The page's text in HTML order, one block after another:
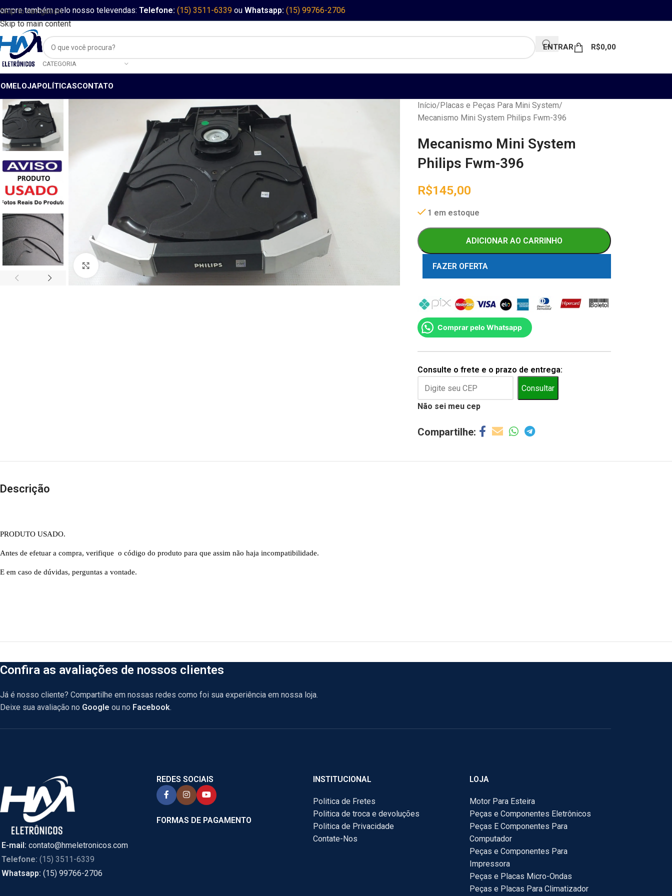
Skip to navigation
Skip to main content
também pelo nosso televendas: Telefone: (15) 3511-6339 ou Whatsapp: (15) 99766-2706
CATEGORIA
ENTRAR R$0,00
LOJAPOLÍTICASCONTATO
Abrir imagem
Início Placas e Peças Para Mini System
Mecanismo Mini System Philips Fwm-396
Mecanismo Mini System
Philips Fwm-396
R$145,00
1 em estoque
ADICIONAR AO CARRINHO
FAZER OFERTA
Comprar pelo Whatsapp
Consulte o frete e o prazo de entrega:
Consultar
Não sei meu cep
Descrição
PRODUTO USADO.
Antes de efetuar a compra, verifique o código do produto para que assim não haja incompatibilidade.
E em caso de dúvidas, perguntas a vontade.
Confira as avaliações de nossos clientes
Já é nosso cliente? Compartilhe em nossas redes como foi sua experiência em nossa loja.
Deixe sua avaliação no Google ou no Facebook.
E-mail: contato@hmeletronicos.com
Telefone: (15) 3511-6339
Whatsapp: (15) 99766-2706
REDES SOCIAIS
FORMAS DE PAGAMENTO
INSTITUCIONAL
Politica de Fretes
Politica de troca e devoluções
Politica de Privacidade
Contate-Nos
LOJA
Motor Para Esteira
Peças e Componentes Eletrônicos
Peças E Componentes Para
Computador
Peças e Componentes Para
Impressora
Peças e Placas Micro-Ondas
Peças e Placas Para Climatizador